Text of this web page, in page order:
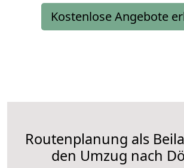
Kostenlose Angebote
Routenplanung als
den Umzug nach